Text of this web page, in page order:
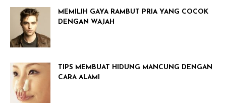
MEMILIH GAYA RAMBUT PRIA YANG COCOK
DENGAN WAJAH
TIPS MEMBUAT HIDUNG MANCUNG DENGAN
CARA ALAMI